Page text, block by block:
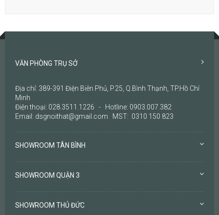
VĂN PHÒNG TRỤ SỞ
Địa chỉ: 389-391 Điện Biên Phủ, P.25, Q.Bình Thạnh, TP.Hồ Chí
Minh
Điện thoại: 028.3511.1226 - Hotline: 0903.007.382
Email: dsgnoithat@gmail.com MST: 0310 150 823
SHOWROOM TÂN BÌNH
SHOWROOM QUẬN 3
SHOWROOM THỦ ĐỨC